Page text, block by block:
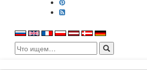
Search
for: